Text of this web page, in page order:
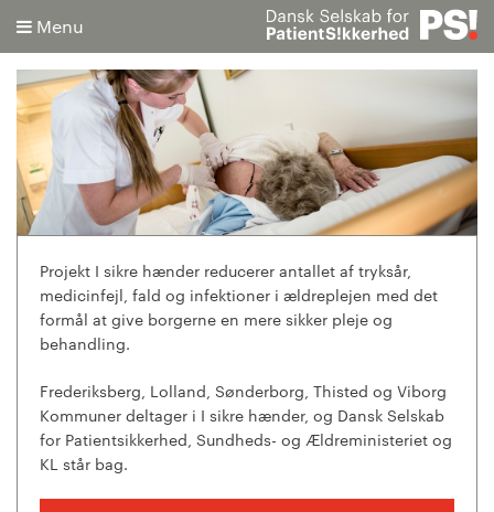
Menu
Søg
Avanceret søgning
Projekt I sikre hænder reducerer antallet af tryksår,
medicinfejl, fald og infektioner i ældreplejen med det
formål at give borgerne en mere sikker pleje og
behandling.
Frederiksberg, Lolland, Sønderborg, Thisted og Viborg
Kommuner deltager i I sikre hænder, og Dansk Selskab
for Patientsikkerhed, Sundheds- og Ældreministeriet og
KL står bag.